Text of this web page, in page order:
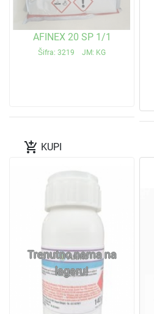
AFINEX 20 SP 1/1
Šifra: 3219 JM: KG
add_shopping_cart KUPI
Trenutno nema na
lageru!